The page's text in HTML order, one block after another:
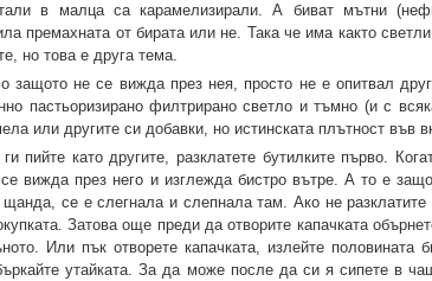
в малца са карамелизирали. А биват мътни
премахната от бирата или не. Така че има както
но това е друга тема.
защото не се вижда през нея, просто не е опитвал
пастьоризирано филтрирано светло и тъмно (и с
или другите си добавки, но истинската плътност във
пийте като другите, разклатете бутилките първо.
вижда през него и изглежда бистро вътре. А то е
се е слегнала и слепнала там. Ако не разклатите
Затова още преди да отворите капачката
Или пък отворете капачката, излейте
утайката. За да може после да си я сипете в